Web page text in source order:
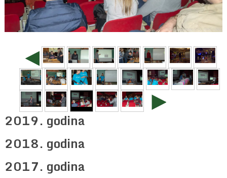
◄
►
2019. godina
2018. godina
2017. godina